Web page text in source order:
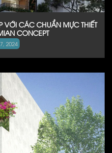
VỚI CÁC CHUẨN MỰC THIẾT
CONCEPT
2024